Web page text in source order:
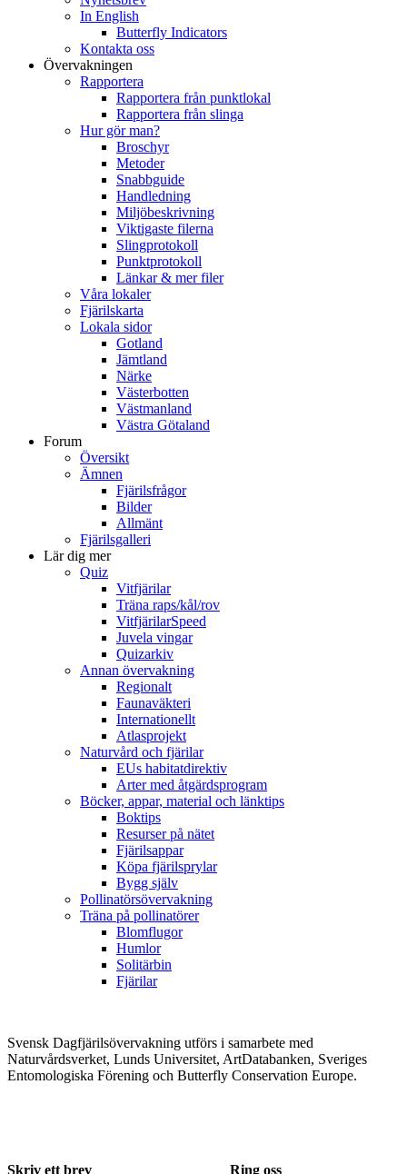
In English
Butterfly Indicators
Kontakta oss
Övervakningen
Rapportera
Rapportera från punktlokal
Rapportera från slinga
Hur gör man?
Broschyr
Metoder
Snabbguide
Handledning
Miljöbeskrivning
Viktigaste filerna
Slingprotokoll
Punktprotokoll
Länkar & mer filer
Våra lokaler
Fjärilskarta
Lokala sidor
Gotland
Jämtland
Närke
Västerbotten
Västmanland
Västra Götaland
Forum
Översikt
Ämnen
Fjärilsfrågor
Bilder
Allmänt
Fjärilsgalleri
Lär dig mer
Quiz
Vitfjärilar
Träna raps/kål/rov
VitfjärilarSpeed
Juvela vingar
Quizarkiv
Annan övervakning
Regionalt
Faunaväkteri
Internationellt
Atlasprojekt
Naturvård och fjärilar
EUs habitatdirektiv
Arter med åtgärdsprogram
Böcker, appar, material och länktips
Boktips
Resurser på nätet
Fjärilsappar
Köpa fjärilsprylar
Bygg själv
Pollinatörsövervakning
Träna på pollinatörer
Blomflugor
Humlor
Solitärbin
Fjärilar
Svensk Dagfjärilsövervakning utförs i samarbete med
Naturvårdsverket, Lunds Universitet, ArtDatabanken, Sveriges
Entomologiska Förening och Butterfly Conservation Europe.
Skriv ett brev Ring oss